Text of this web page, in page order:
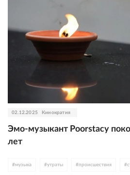
02.12.2025 Кинократия
Эмо-музыкант Poorstacy
лет
#музыка #утраты #происшествия #